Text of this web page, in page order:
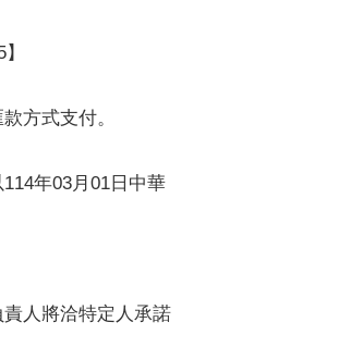
方式支付。
年03月01日中華
人將洽特定人承諾